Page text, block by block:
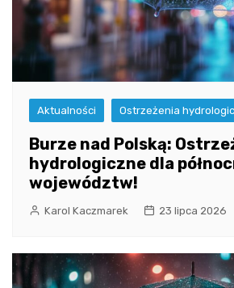
Aktualności Ostrzeżenia
Burze nad Polską:
hydrologiczne dla
województw!
Karol Kaczmarek 23 lipca 2026